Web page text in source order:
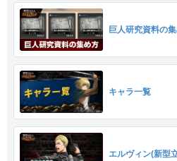
巨人研究資料の
キャラ一覧
エルヴィン(新型